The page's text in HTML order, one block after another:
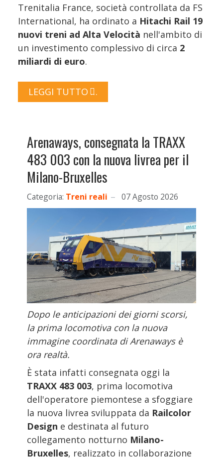
Trenitalia France, società controllata da FS
International, ha ordinato a Hitachi Rail 19
nuovi treni ad Alta Velocità nell'ambito di
un investimento complessivo di circa 2
miliardi di euro.
LEGGI TUTTO …
Arenaways, consegnata la TRAXX
483 003 con la nuova livrea per il
Milano-Bruxelles
Categoria: Treni reali 07 Agosto 2026
Dopo le anticipazioni dei giorni scorsi,
la prima locomotiva con la nuova
immagine coordinata di Arenaways è
ora realtà.
È stata infatti consegnata oggi la
TRAXX 483 003, prima locomotiva
dell'operatore piemontese a sfoggiare
la nuova livrea sviluppata da Railcolor
Design e destinata al futuro
collegamento notturno Milano-
Bruxelles, realizzato in collaborazione